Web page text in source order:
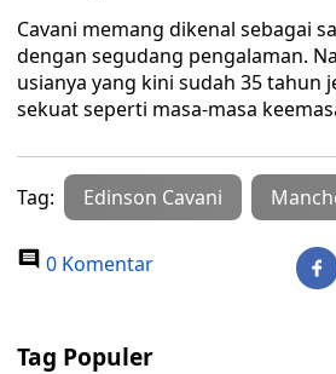
Cavani memang dikenal sebagai
dengan segudang pengalaman.
usianya yang kini sudah 35 tahun
sekuat seperti masa-masa
Tag: Edinson Cavani
0 Komentar
Tag Populer